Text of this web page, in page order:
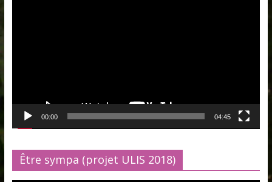
00:00 04:45
Être sympa (projet ULIS 2018)